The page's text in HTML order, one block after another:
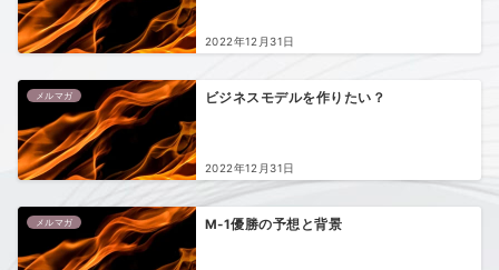
2022年12月31日
メルマガ ビジネスモデルを作りたい？
2022年12月31日
メルマガ M-1優勝の予想と背景